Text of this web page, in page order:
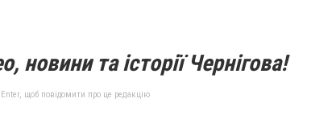
новини та історії Чернігова!
щоб повідомити про це редакцію